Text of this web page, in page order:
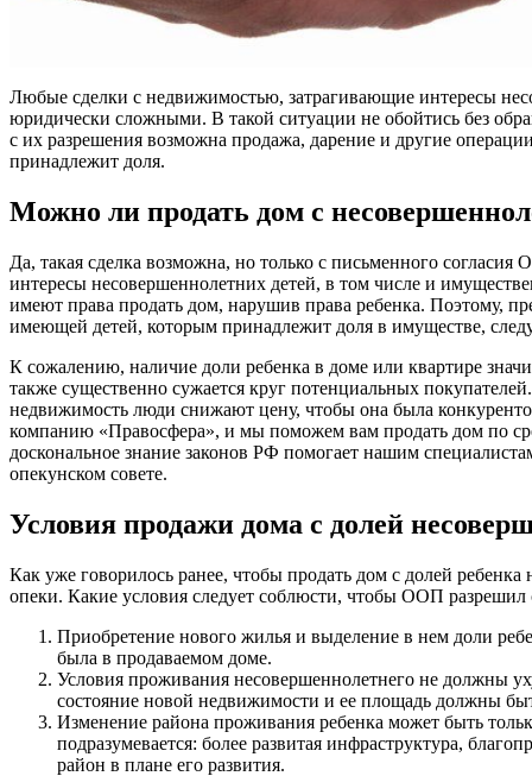
Любые сделки с недвижимостью, затрагивающие интересы
юридически сложными. В такой ситуации не обойтись без
с их разрешения возможна продажа, дарение и другие
принадлежит доля.
Можно ли продать дом с
Да, такая сделка возможна, но только с письменного
интересы несовершеннолетних детей, в том числе и
имеют права продать дом, нарушив права ребенка. Поэтому,
имеющей детей, которым принадлежит доля в имуществе,
К сожалению, наличие доли ребенка в доме или квартире
также существенно сужается круг потенциальных
недвижимость люди снижают цену, чтобы она была
компанию «Правосфера», и мы поможем вам продать дом по
доскональное знание законов РФ помогает нашим
опекунском совете.
Условия продажи дома с долей
Как уже говорилось ранее, чтобы продать дом с долей ребенка
опеки. Какие условия следует соблюсти, чтобы ООП разрешил
Приобретение нового жилья и выделение в нем доли
была в продаваемом доме.
Условия проживания несовершеннолетнего не должны
состояние новой недвижимости и ее площадь должны
Изменение района проживания ребенка может быть
подразумевается: более развитая инфраструктура,
район в плане его развития.